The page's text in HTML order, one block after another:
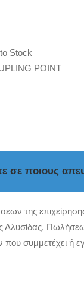
Stock
POINT
σε ποιους
της
Αλυσίδας,
που συμμετέχει ή